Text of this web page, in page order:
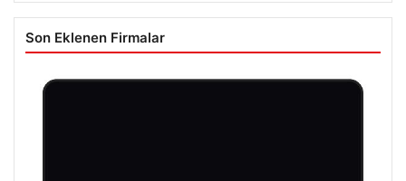
Son Eklenen Firmalar